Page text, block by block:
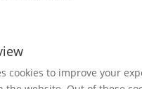
cookies to improve your